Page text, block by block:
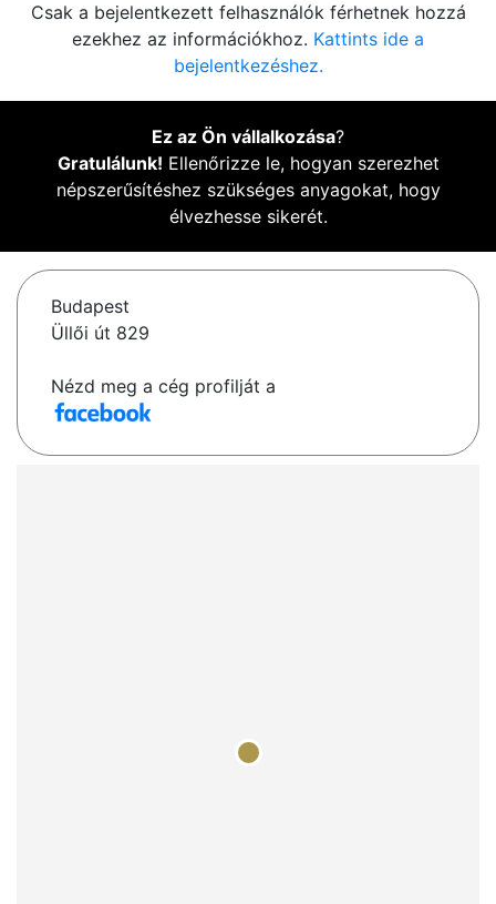
Csak a bejelentkezett felhasználók férhetnek hozzá
ezekhez az információkhoz. Kattints ide a
bejelentkezéshez.
Ez az Ön vállalkozása?
Gratulálunk! Ellenőrizze le, hogyan szerezhet
népszerűsítéshez szükséges anyagokat, hogy
élvezhesse sikerét.
Budapest
Üllői út 829
Nézd meg a cég profilját a